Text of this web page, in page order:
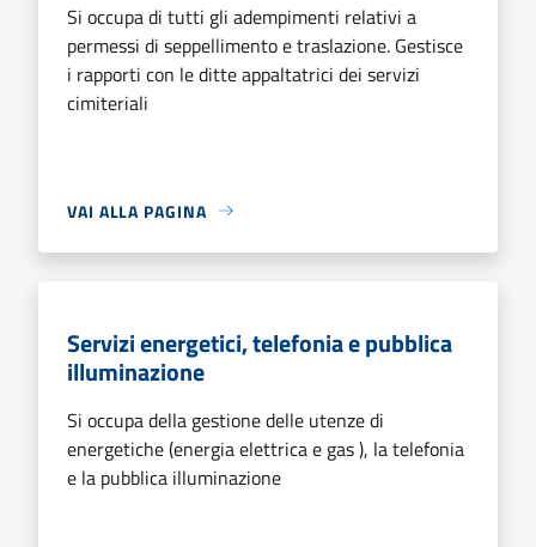
Si occupa di tutti gli adempimenti relativi a
permessi di seppellimento e traslazione. Gestisce
i rapporti con le ditte appaltatrici dei servizi
cimiteriali
VAI ALLA PAGINA
Servizi energetici, telefonia e pubblica
illuminazione
Si occupa della gestione delle utenze di
energetiche (energia elettrica e gas ), la telefonia
e la pubblica illuminazione